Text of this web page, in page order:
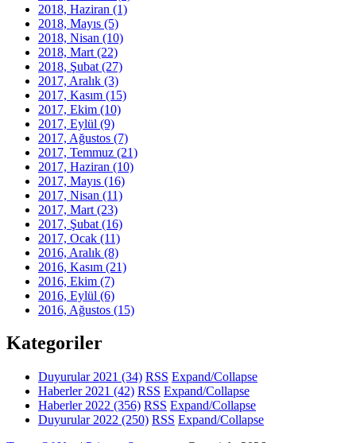
2018, Haziran (1)
2018, Mayıs (5)
2018, Nisan (10)
2018, Mart (22)
2018, Şubat (27)
2017, Aralık (3)
2017, Kasım (15)
2017, Ekim (10)
2017, Eylül (9)
2017, Ağustos (7)
2017, Temmuz (21)
2017, Haziran (10)
2017, Mayıs (16)
2017, Nisan (11)
2017, Mart (23)
2017, Şubat (16)
2017, Ocak (11)
2016, Aralık (8)
2016, Kasım (21)
2016, Ekim (7)
2016, Eylül (6)
2016, Ağustos (15)
Kategoriler
Duyurular 2021 (34) RSS Expand/Collapse
Haberler 2021 (42) RSS Expand/Collapse
Haberler 2022 (356) RSS Expand/Collapse
Duyurular 2022 (250) RSS Expand/Collapse